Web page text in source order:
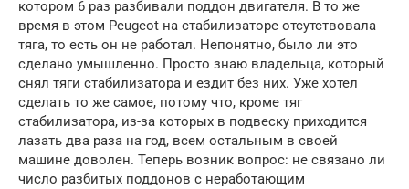
котором 6 раз разбивали поддон двигателя. В то же
время в этом Peugeot на стабилизаторе отсутствовала
тяга, то есть он не работал. Непонятно, было ли это
сделано умышленно. Просто знаю владельца, который
снял тяги стабилизатора и ездит без них. Уже хотел
сделать то же самое, потому что, кроме тяг
стабилизатора, из-за которых в подвеску приходится
лазать два раза на год, всем остальным в своей
машине доволен. Теперь возник вопрос: не связано ли
число разбитых поддонов с неработающим